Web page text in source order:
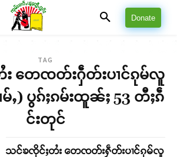
Donate
TAG
တေၸတ်းႁဵတ်းပၢင်ၵုမ်လူ
ႇ) ပွၵ်ႈၵမ်းထူၼ်ႈ 53 တီႈၵဵ
င်းတုင်
သင်ၶၸိုင်ႈတႆး တေၸတ်းႁဵတ်းပၢင်ၵုမ်လူ